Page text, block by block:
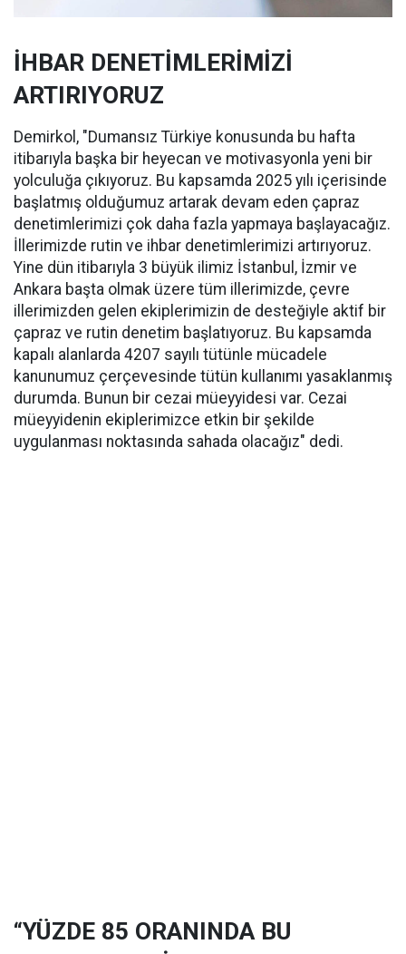
İHBAR DENETİMLERİMİZİ
ARTIRIYORUZ
Demirkol, "Dumansız Türkiye konusunda bu hafta
itibarıyla başka bir heyecan ve motivasyonla yeni bir
yolculuğa çıkıyoruz. Bu kapsamda 2025 yılı içerisinde
başlatmış olduğumuz artarak devam eden çapraz
denetimlerimizi çok daha fazla yapmaya başlayacağız.
İllerimizde rutin ve ihbar denetimlerimizi artırıyoruz.
Yine dün itibarıyla 3 büyük ilimiz İstanbul, İzmir ve
Ankara başta olmak üzere tüm illerimizde, çevre
illerimizden gelen ekiplerimizin de desteğiyle aktif bir
çapraz ve rutin denetim başlatıyoruz. Bu kapsamda
kapalı alanlarda 4207 sayılı tütünle mücadele
kanunumuz çerçevesinde tütün kullanımı yasaklanmış
durumda. Bunun bir cezai müeyyidesi var. Cezai
müeyyidenin ekiplerimizce etkin bir şekilde
uygulanması noktasında sahada olacağız" dedi.
“YÜZDE 85 ORANINDA BU